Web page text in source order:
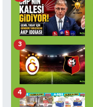
3
4